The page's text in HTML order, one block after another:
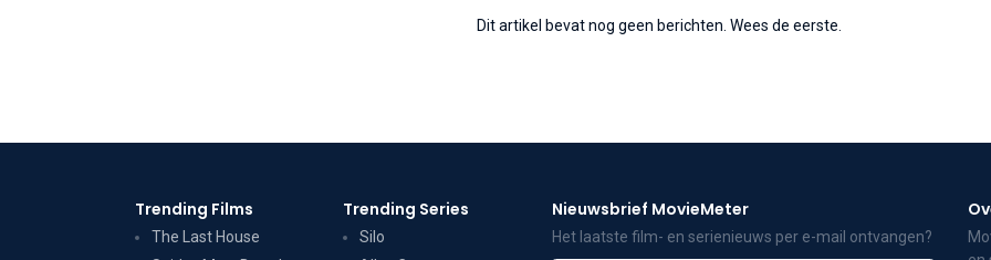
Dit artikel bevat nog geen berichten. Wees de eerste.
Trending Films
The Last House
Trending Series
Silo
Nieuwsbrief MovieMeter
Het laatste film- en serienieuws per e-mail ontvangen?